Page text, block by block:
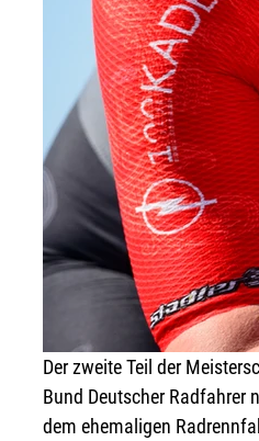
Der zweite Teil der
Bund Deutscher Radfahrer
dem ehemaligen